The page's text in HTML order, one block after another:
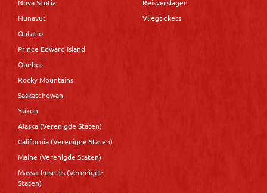
Nova Scotia
Nunavut
Ontario
Prince Edward Island
Quebec
Rocky Mountains
Saskatchewan
Yukon
Alaska (Verenigde Staten)
California (Verenigde Staten)
Maine (Verenigde Staten)
Massachusetts (Verenigde
Staten)
Reisverslagen
Vliegtickets